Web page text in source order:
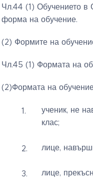
Чл.44 (1) Обучението в
форма на обучение.
(2) Формите на
Чл.45 (1) Формата на
(2)Формата на
ученик, не
клас;
лице,
лице,